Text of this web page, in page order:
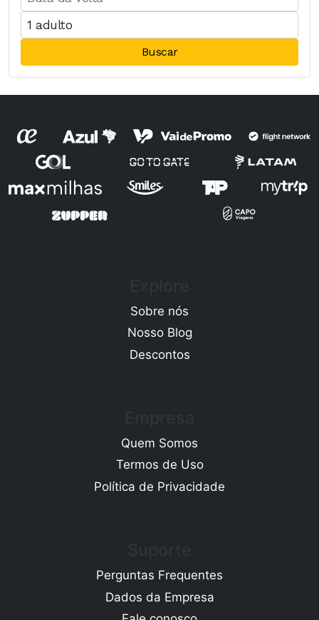
Buscar
Sobre nós
Nosso Blog
Descontos
Quem Somos
Termos de Uso
Política de Privacidade
Perguntas Frequentes
Dados da Empresa